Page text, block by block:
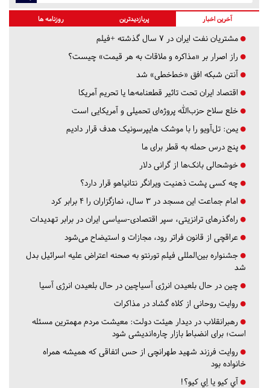
آخرین اخبار پربازدیدترین روزنامه ها
مشتریان نفت ایران در ۷ سال گذشته +فیلم
راز اصرار بر «مذاکره و ملاقات به هر قیمت» چیست؟
آنتن شبکه افق «خط‌خطی» شد
اقتصاد ایران تحت تاثیر قطعنامه‌ها یا تحریم‌ آمریکا
خلع سلاح حزب‌الله پروژه‌ای تحمیلی و آمریکایی است
یمن: تل‌آویو را با موشک هایپرسونیک هدف قرار دادیم
پنج درس‌ حمله به قطر برای ما
خوشحالی بانک‌ها از گرانی دلار
چه کسی پشت ذهنیت ویرانگر نتانیاهو قرار دارد؟
امام جماعت این مسجد در ۳ سال، نمازگزاران را ۴ برابر کرد
راه‌گذرهای ترانزیتی، سپر اقتصادی-سیاسی ایران در برابر تهدیدات
عراقچی از قانون فراتر رود، مجازات و استیضاح می‌شود
جشنواره بین‌المللی فیلم تورنتو به صحنه اعتراض علیه اسرائیل بدل
شد
چین در حال بلعیدن انرژی آسیاچین در حال بلعیدن انرژی آسیا
روایت روحانی از کلاه گشاد در مذاکرات
رهبرانقلاب در دیدار هیئت دولت: معیشت مردم مهمترین مسئله
است؛ برای انضباط بازار چاره‌اندیشی شود
روایت فرزند شهید طهرانچی از حس اتفاقی که همیشه همراه
خانواده بود
آي كيو يا اِي كيو؟!